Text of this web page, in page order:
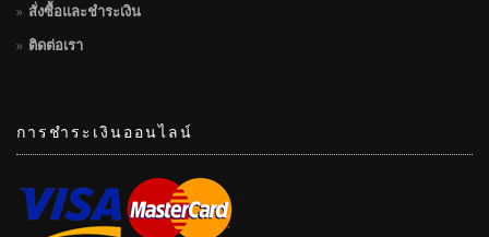
สั่งซื้อและชำระเงิน
ติดต่อเรา
การชำระเงินออนไลน์